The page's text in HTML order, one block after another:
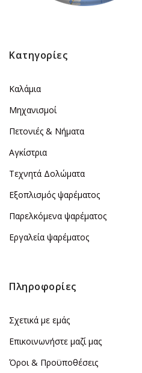
Κατηγορίες
Καλάμια
Μηχανισμοί
Πετονιές & Νήματα
Αγκίστρια
Τεχνητά Δολώματα
Εξοπλισμός ψαρέματος
Παρελκόμενα ψαρέματος
Εργαλεία ψαρέματος
Πληροφορίες
Σχετικά με εμάς
Επικοινωνήστε μαζί μας
Όροι & Προϋποθέσεις